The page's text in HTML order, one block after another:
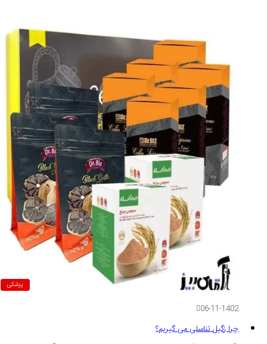
پزشکی
06-11-1402
چرا زگیل تناسلی می گیریم؟